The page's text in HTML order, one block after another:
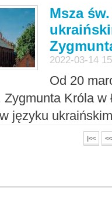
Msza
2022-03-14
Od 20
Króla w
języku
|<< <<